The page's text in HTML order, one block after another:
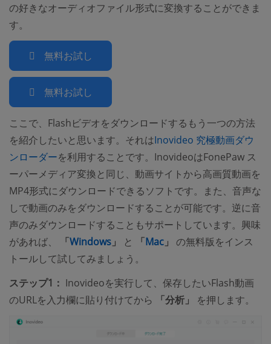
の好きなオーディオファイル形式に変換することができま
す。
無料お試し
無料お試し
ここで、Flashビデオをダウンロードするもう一つの方法
を紹介したいと思います。それはInovideo 究極動画ダウ
ンローダーを利用することです。InovideoはFonePaw ス
ーパーメディア変換と同じ、動画サイトから高画質動画を
MP4形式にダウンロードできるソフトです。また、音声な
しで動画のみをダウンロードすることが可能です。逆に音
声のみダウンロードすることもサポートしています。興味
があれば、
「Windows 」 と 「Mac 」 の無料版をインス
トールして試してみましょう。
ステップ1： Inovideoを実行して、保存したいFlash動画
のURLを入力欄に貼り付けてから
「分析」 を押します。